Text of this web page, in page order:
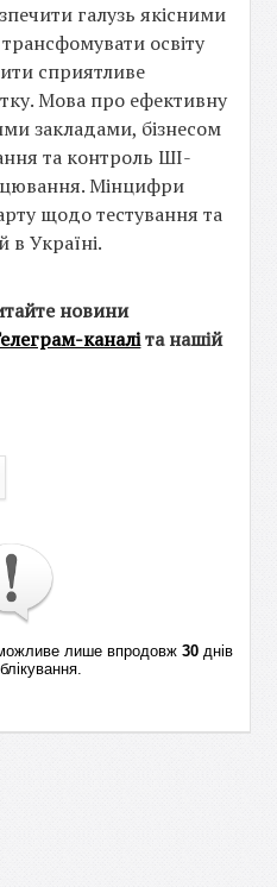
галузь якісними
освіту
сприятливе
Мова про ефективну
закладами, бізнесом
та контроль ШІ-
Мінцифри
щодо тестування та
в Україні.
новини
каналіта нашій
можливе лише впродовж 30днів